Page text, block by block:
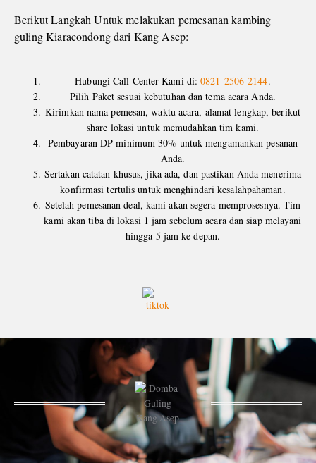
Berikut Langkah Untuk melakukan pemesanan kambing
guling Kiaracondong dari Kang Asep:
Hubungi Call Center Kami di:0821-2506-2144.
Pilih Paket sesuai kebutuhan dan tema acara Anda.
Kirimkan nama pemesan, waktu acara, alamat lengkap, berikut
share lokasi untuk memudahkan tim kami.
Pembayaran DP minimum 30% untuk mengamankan pesanan
Anda.
Sertakan catatan khusus, jika ada, dan pastikan Anda menerima
konfirmasi tertulis untuk menghindari kesalahpahaman.
Setelah pemesanan deal, kami akan segera memprosesnya. Tim
kami akan tiba di lokasi 1 jam sebelum acara dan siap melayani
hingga 5 jam ke depan.